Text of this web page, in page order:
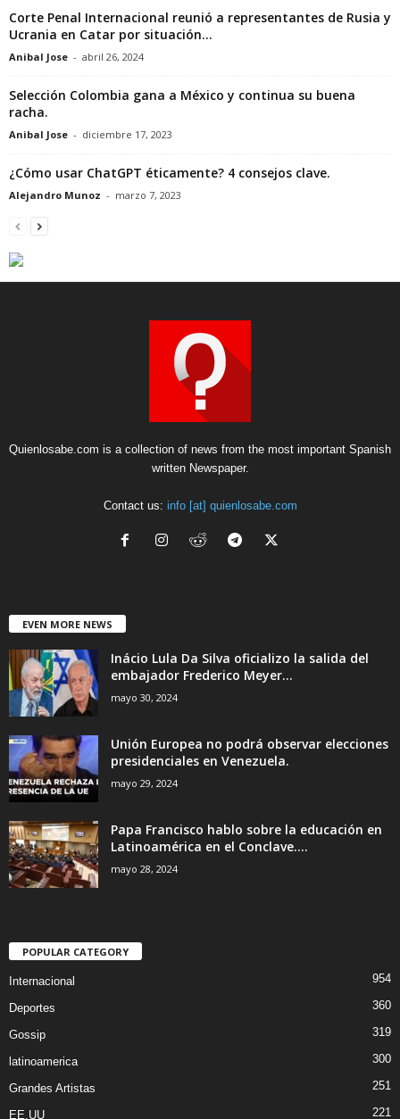
Corte Penal Internacional reunió a representantes de Rusia y
Ucrania en Catar por situación...
Anibal Jose - abril 26, 2024
Selección Colombia gana a México y continua su buena
racha.
Anibal Jose - diciembre 17, 2023
¿Cómo usar ChatGPT éticamente? 4 consejos clave.
Alejandro Munoz - marzo 7, 2023
Quienlosabe.com is a collection of news from the most important Spanish
written Newspaper.
Contact us: info [at] quienlosabe.com
EVEN MORE NEWS
Inácio Lula Da Silva oficializo la salida del
embajador Frederico Meyer...
mayo 30, 2024
Unión Europea no podrá observar elecciones
presidenciales en Venezuela.
mayo 29, 2024
Papa Francisco hablo sobre la educación en
Latinoamérica en el Conclave....
mayo 28, 2024
POPULAR CATEGORY
Internacional 954
Deportes 360
Gossip 319
latinoamerica 300
Grandes Artistas 251
EE.UU 221